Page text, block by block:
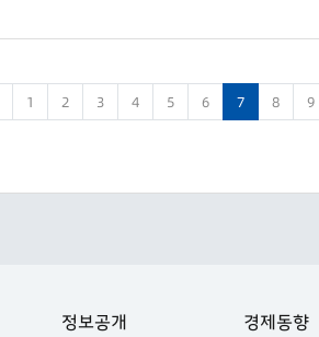
1 2 3 4 5 6 7 8 9
정보공개 경제동향